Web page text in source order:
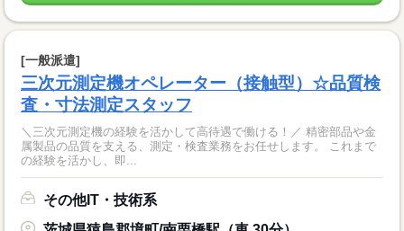
[一般派遣]
三次元測定機オペレーター（接触型）☆品質検
査・寸法測定スタッフ
＼三次元測定機の経験を活かして高待遇で働ける！／ 精密部品や金
属製品の品質を支える、測定・検査業務をお任せします。 これまで
の経験を活かし、即...
その他IT・技術系